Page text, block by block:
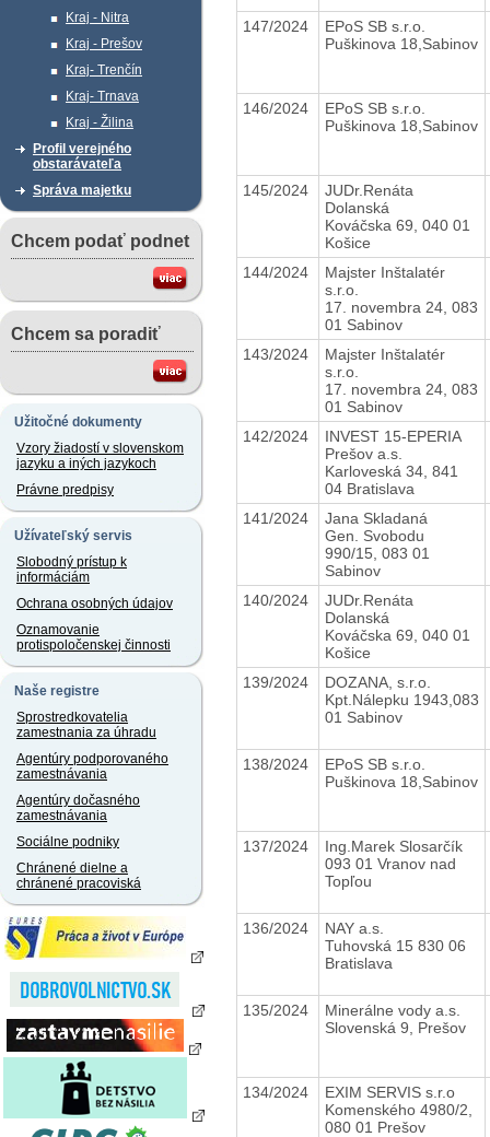
Kraj - Nitra
Kraj - Prešov
Kraj- Trenčín
Kraj- Trnava
Kraj - Žilina
Profil verejného
obstarávateľa
Správa majetku
Chcem podať podnet
Chcem sa poradiť
Užitočné dokumenty
Vzory žiadostí v slovenskom
jazyku a iných jazykoch
Právne predpisy
Užívateľský servis
Slobodný prístup k
informáciám
Ochrana osobných údajov
Oznamovanie
protispoločenskej činnosti
Naše registre
Sprostredkovatelia
zamestnania za úhradu
Agentúry podporovaného
zamestnávania
Agentúry dočasného
zamestnávania
Sociálne podniky
Chránené dielne a
chránené pracoviská
147/2024
EPoS SB s.r.o.
Puškinova 18,Sabinov
146/2024
EPoS SB s.r.o.
Puškinova 18,Sabinov
145/2024
JUDr.Renáta
Dolanská
Kováčska 69, 040 01
Košice
144/2024
Majster Inštalatér
s.r.o.
17. novembra 24, 083
01 Sabinov
143/2024
Majster Inštalatér
s.r.o.
17. novembra 24, 083
01 Sabinov
142/2024
INVEST 15-EPERIA
Prešov a.s.
Karloveská 34, 841
04 Bratislava
141/2024
Jana Skladaná
Gen. Svobodu
990/15, 083 01
Sabinov
140/2024
JUDr.Renáta
Dolanská
Kováčska 69, 040 01
Košice
139/2024
DOZANA, s.r.o.
Kpt.Nálepku 1943,083
01 Sabinov
138/2024
EPoS SB s.r.o.
Puškinova 18,Sabinov
137/2024
Ing.Marek Slosarčík
093 01 Vranov nad
Topľou
136/2024
NAY a.s.
Tuhovská 15 830 06
Bratislava
135/2024
Minerálne vody a.s.
Slovenská 9, Prešov
134/2024
EXIM SERVIS s.r.o
Komenského 4980/2,
080 01 Prešov